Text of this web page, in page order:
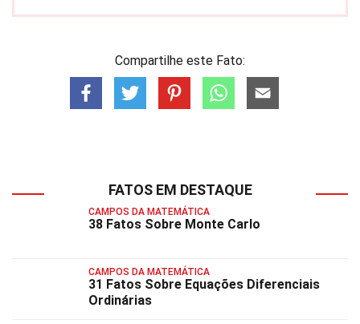
Compartilhe este Fato:
FATOS EM DESTAQUE
CAMPOS DA MATEMÁTICA
38 Fatos Sobre Monte Carlo
CAMPOS DA MATEMÁTICA
31 Fatos Sobre Equações Diferenciais
Ordinárias